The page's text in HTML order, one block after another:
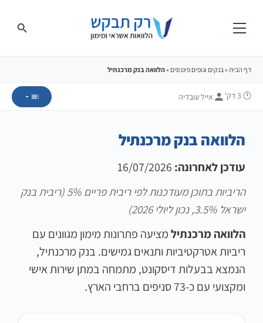
דף הבית»בנקים וגופים פיננסים »הלוואה בנק מרכנתיל
🕐 3 דק' אייל עובדיה
הלוואה בנק מרכנתיל
עודכן לאחרונה:
הריביות בתוכן מעודכנות לפי ריבית פריים 5% (ריבית בנק
ישראל 3.5%, נכון ליולי 2026)
הלוואה מרכנתילמציעה פתרונות מימון מגוונים עם
ריביות אטרקטיביות ותנאים גמישים. בנק מרכנתיל,
הנמצא בבעלות דיסקונט, מתמחה במתן שירות אישי
ומקצועי עם כ-73 סניפים ברחבי הארץ.